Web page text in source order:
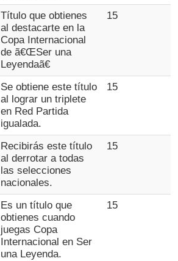
Título que obtienes
al destacarte en la
Copa Internacional
de ã€ŒSer una
Leyendaã€
15
Se obtiene este título
al lograr un triplete
en Red Partida
igualada.
15
Recibirás este título
al derrotar a todas
las selecciones
nacionales.
15
Es un título que
obtienes cuando
juegas Copa
Internacional en Ser
una Leyenda.
15